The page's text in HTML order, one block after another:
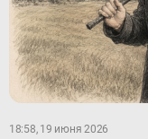
18:58, 19 июня 2026